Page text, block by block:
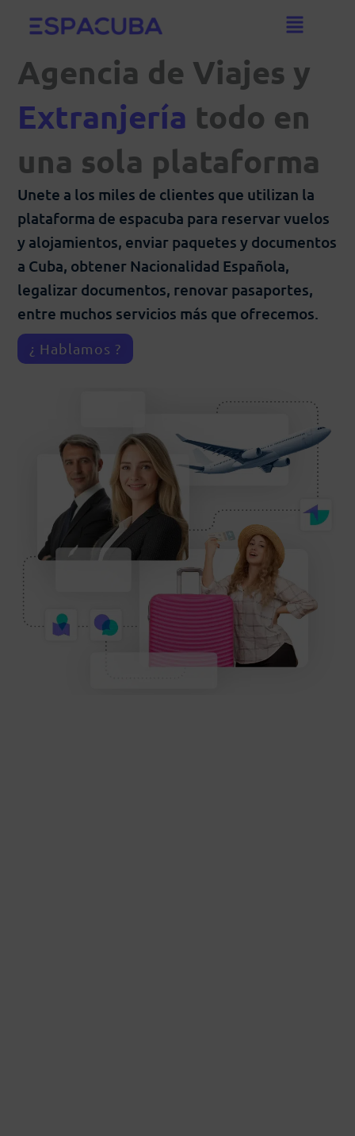
Agencia de Viajes y
Extranjería todo en
una sola plataforma
Unete a los miles de clientes que utilizan la
plataforma de espacuba para reservar vuelos
y alojamientos, enviar paquetes y documentos
a Cuba, obtener Nacionalidad Española,
legalizar documentos, renovar pasaportes,
entre muchos servicios más que ofrecemos.
¿ Hablamos ?